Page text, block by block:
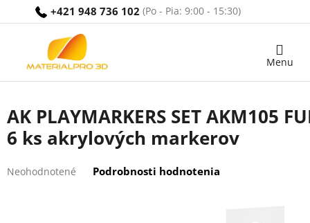
+421 948 736 102
Nákupný
AK PLAYMARKERS SET AKM105
6 ks akrylových markerov
hodnotenie
Neohodnotené Podrobnosti hodnotenia